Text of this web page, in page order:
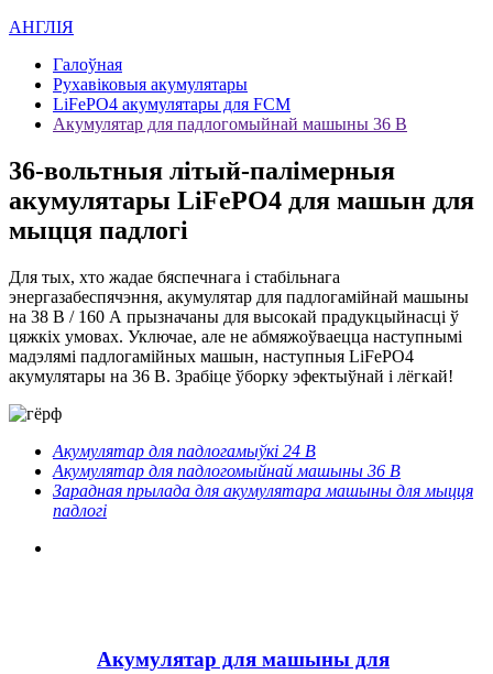
АНГЛІЯ
Галоўная
Рухавіковыя акумулятары
LiFePO4 акумулятары для FCM
Акумулятар для падлогомыйнай машыны 36 В
36-вольтныя літый-палімерныя
акумулятары LiFePO4 для машын для
мыцця падлогі
Для тых, хто жадае бяспечнага і стабільнага
энергазабеспячэння, акумулятар для падлогамійнай машыны
на 38 В / 160 А прызначаны для высокай прадукцыйнасці ў
цяжкіх умовах. Уключае, але не абмяжоўваецца наступнымі
мадэлямі падлогамійных машын, наступныя LiFePO4
акумулятары на 36 В. Зрабіце ўборку эфектыўнай і лёгкай!
Акумулятар для падлогамыўкі 24 В
Акумулятар для падлогомыйнай машыны 36 В
Зарадная прылада для акумулятара машыны для мыцця
падлогі
Акумулятар для машыны для